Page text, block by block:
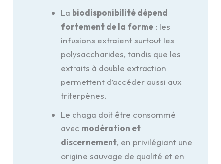
La biodisponibilité dépend
fortement de la forme: les
infusions extraient surtout les
polysaccharides, tandis que les
extraits à double extraction
permettent d’accéder aussi aux
triterpènes.
Le chaga doit être consommé
avec modération et
discernement, en privilégiant une
origine sauvage de qualité et en